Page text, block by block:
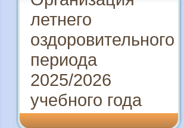
летнего
оздоровительного
периода
2025/2026
учебного года